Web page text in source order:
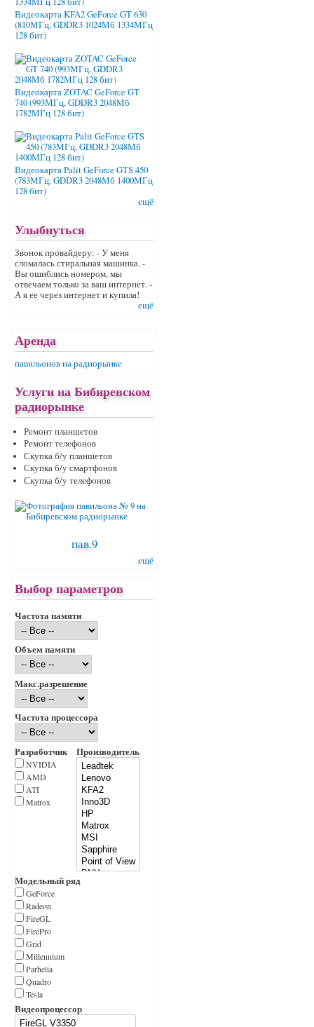
Видеокарта KFA2 GeForce GT 630
(810МГц, GDDR3 1024Мб 1334МГц
128 бит)
Видеокарта ZOTAC GeForce GT
740 (993МГц, GDDR3 2048Мб
1782МГц 128 бит)
Видеокарта Palit GeForce GTS 450
(783МГц, GDDR3 2048Мб 1400МГц
128 бит)
ещё
Улыбнуться
Звонок провайдеру: - У меня
сломалась стиральная машинка. -
Вы ошиблись номером, мы
отвечаем только за ваш интернет. -
А я ее через интернет и купила!
ещё
Аренда
павильонов на радиорынке
Услуги на Бибиревском
радиорынке
Ремонт планшетов
Ремонт телефонов
Скупка б/у планшетов
Скупка б/у смартфонов
Скупка б/у телефонов
пав.9
ещё
Выбор параметров
Частота памяти
Объем памяти
Макс.разрешение
Частота процессора
Разработчик
NVIDIA
AMD
ATI
Matrox
Производитель
Модельный ряд
GeForce
Radeon
FireGL
FirePro
Grid
Millennium
Parhelia
Quadro
Tesla
Видеопроцессор